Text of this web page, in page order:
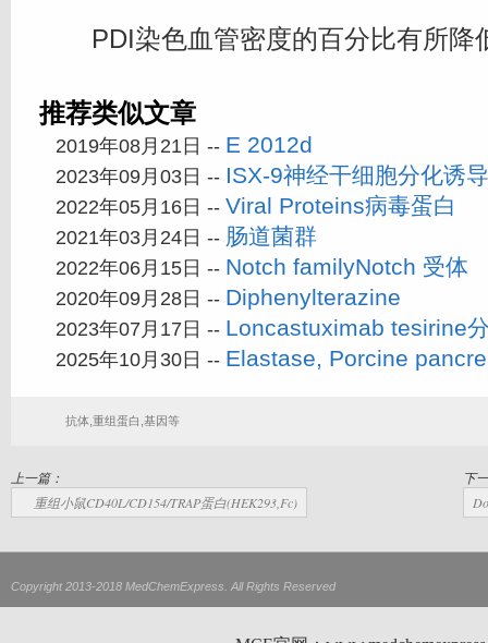
PDI染色血管密度的百分比有所降
推荐类似文章
2019年08月21日 -- E 2012d
2023年09月03日 -- ISX-9神经干细胞分化诱
2022年05月16日 -- Viral Proteins病毒蛋白
2021年03月24日 -- 肠道菌群
2022年06月15日 -- Notch familyNotch 受体
2020年09月28日 -- Diphenylterazine
2023年07月17日 -- Loncastuximab tesirine
2025年10月30日 -- Elastase, Porcine
抗体,重组蛋白,基因等
上一篇：
重组小鼠CD40L/CD154/TRAP蛋白(HEK293,Fc)
下
Copyright 2013-2018 MedChemExpress. All Rights Reserved